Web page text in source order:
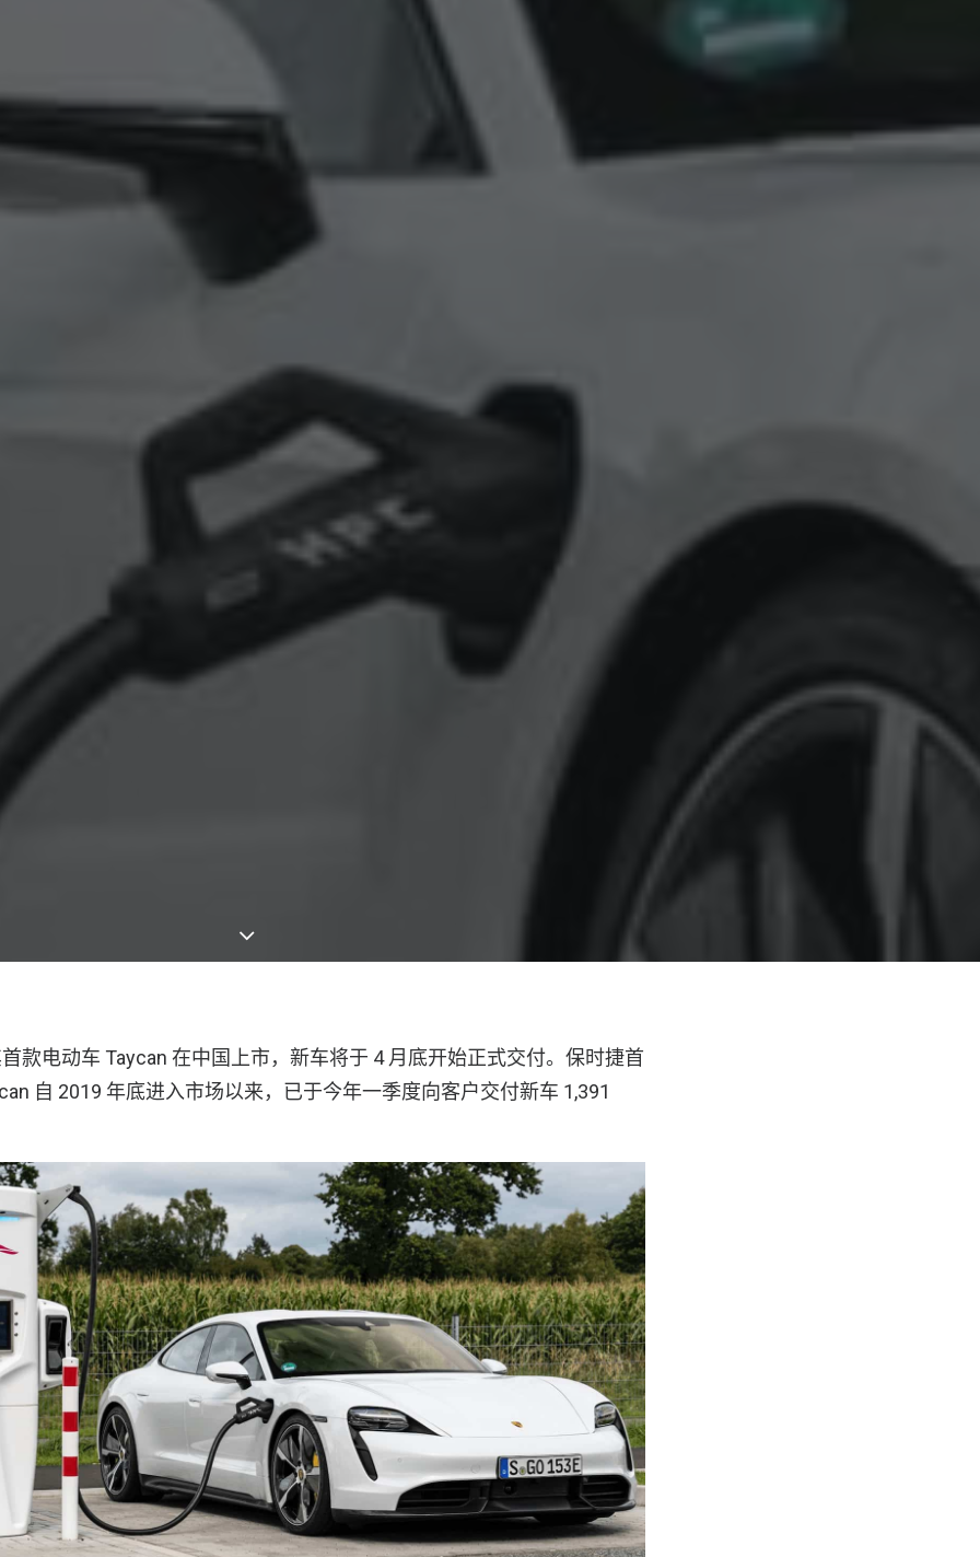
款电动车 Taycan 在中国上市，新车将于 4 月底开始正式交付。保时捷首
自 2019 年底进入市场以来，已于今年一季度向客户交付新车 1,391